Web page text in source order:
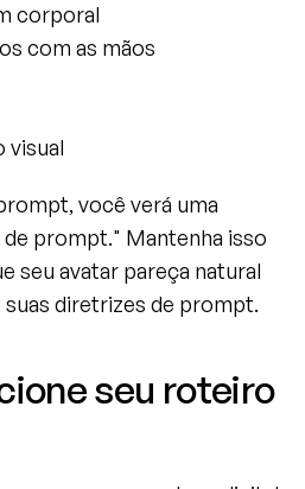
corporal
com as mãos
visual
você verá uma
prompt." Mantenha isso
seu avatar pareça natural
suas diretrizes de prompt.
seu roteiro